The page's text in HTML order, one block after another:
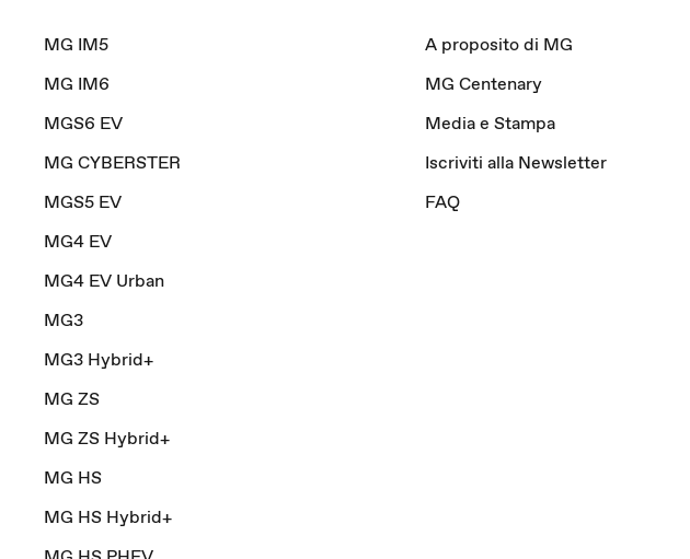
MG IM5
MG IM6
MGS6 EV
MG CYBERSTER
MGS5 EV
MG4 EV
MG4 EV Urban
MG3
MG3 Hybrid+
MG ZS
MG ZS Hybrid+
MG HS
MG HS Hybrid+
A proposito di MG
MG Centenary
Media e Stampa
Iscriviti alla Newsletter
FAQ